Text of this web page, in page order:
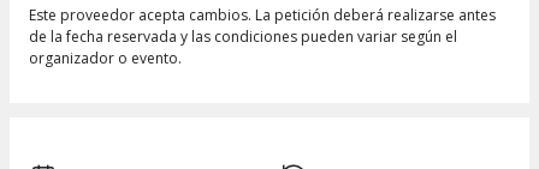
Este proveedor acepta cambios. La petición deberá realizarse antes
de la fecha reservada y las condiciones pueden variar según el
organizador o evento.